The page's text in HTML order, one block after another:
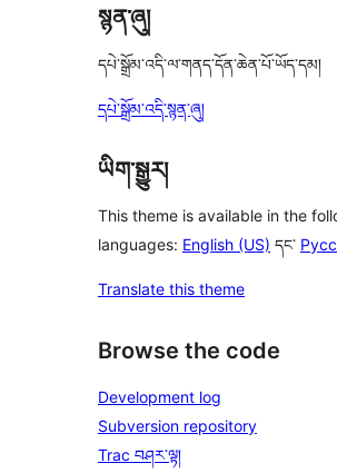
སྙན་ཞུ།
དཔེ་སྒྲོམ་འདི་ལ་གནད་དོན་ཆེན་པོ་ཡོད་དམ།
དཔེ་སྒྲོམ་འདི་སྙན་ཞུ།
ཡིག་སྒྱུར།
This theme is available in the
languages: English (US) དང་
Translate this theme
Browse the code
Development log
Subversion repository
Trac བཤར་ལྟ།